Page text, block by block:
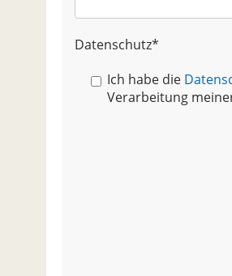
Datenschutz*
Ich habe die
Verarbeitung